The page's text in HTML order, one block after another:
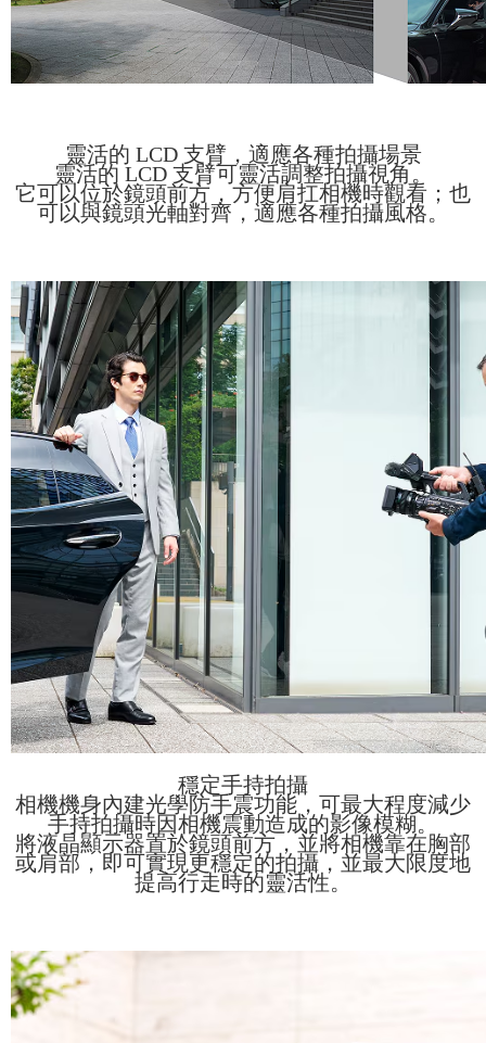
靈活的 LCD 支臂，適應各種拍攝場景
靈活的 LCD 支臂可靈活調整拍攝視角。
它可以位於鏡頭前方，方便肩扛相機時觀看；也
可以與鏡頭光軸對齊，適應各種拍攝風格。
穩定手持拍攝
相機機身內建光學防手震功能，可最大程度減少
手持拍攝時因相機震動造成的影像模糊。
將液晶顯示器置於鏡頭前方，並將相機靠在胸部
或肩部，即可實現更穩定的拍攝，並最大限度地
提高行走時的靈活性。